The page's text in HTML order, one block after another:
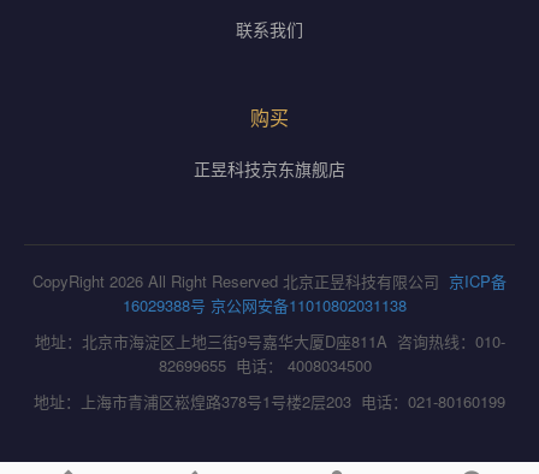
联系我们
购买
正昱科技京东旗舰店
CopyRight 2026 All Right Reserved 北京正昱科技有限公司 京ICP备
16029388号 京公网安备11010802031138
地址：北京市海淀区上地三街9号嘉华大厦D座811A 咨询热线：010-
82699655 电话： 4008034500
地址：上海市青浦区崧煌路378号1号楼2层203 电话：021-80160199